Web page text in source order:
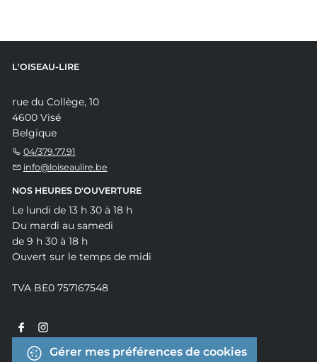
L'OISEAU-LIRE
rue du Collège, 10
4600 Visé
Belgique
04/379.77.91
info@loiseaulire.be
NOS HEURES D'OUVERTURE
Le lundi de 13 h 30 à 18 h
Du mardi au samedi
de 9 h 30 à 18 h
Ouvert sur le temps de midi
TVA BE0 757167548
Gérer mes préférences de cookies